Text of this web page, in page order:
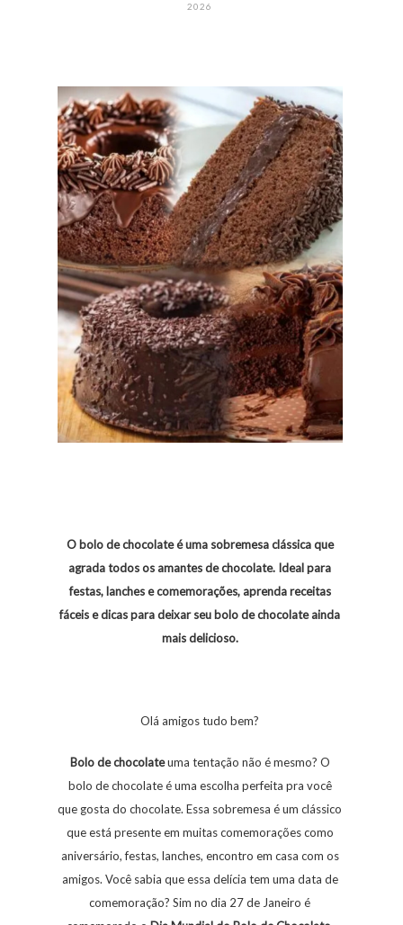
2026
O bolo de chocolate é uma sobremesa clássica que
agrada todos os amantes de chocolate. Ideal para
festas, lanches e comemorações, aprenda receitas
fáceis e dicas para deixar seu bolo de chocolate ainda
mais delicioso.
Olá amigos tudo bem?
Bolodechocolateuma tentação não é mesmo? O
bolo de chocolate é uma escolha perfeita pra você
que gosta do chocolate. Essa sobremesa é um clássico
que está presente em muitas comemorações como
aniversário, festas, lanches, encontro em casa com os
amigos. Você sabia que essa delícia tem uma data de
comemoração? Sim no dia 27 de Janeiro é